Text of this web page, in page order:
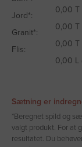
Jord*:
Granit*:
Flis:
0,00 T
0,00 T
0,00 T
0,00 L
Sætning er
*Beregnet spild og
valgt produkt. For at
resultatet. Du